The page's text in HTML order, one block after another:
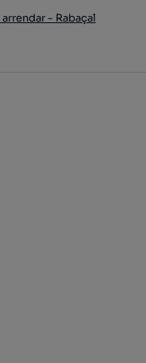
- Rabaçal